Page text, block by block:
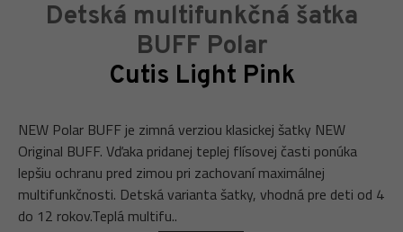
Detská multifunkčná šatka
BUFF Polar
Cutis Light Pink
NEW Polar BUFF je zimná verziou klasickej šatky NEW
Original BUFF. Vďaka pridanej teplej flísovej časti ponúka
lepšiu ochranu pred zimou pri zachovaní maximálnej
multifunkčnosti. Detská varianta šatky, vhodná pre deti od 4
do 12 rokov.Teplá multifu..